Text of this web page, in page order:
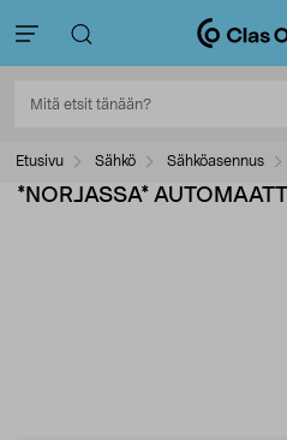
Etusivu Sähkö Sähköasennus
*NORJASSA*